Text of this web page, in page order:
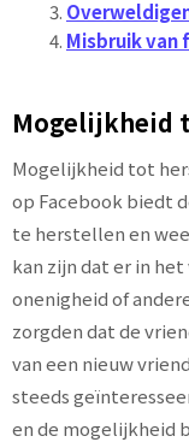
Misbruik van
Mogelijkheid
Mogelijkheid tot
op Facebook biedt
te herstellen en
kan zijn dat er in
onenigheid of
zorgden dat de
van een nieuw
steeds
en de mogelijkheid